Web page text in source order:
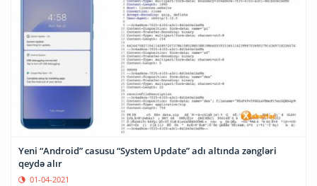
Yeni “Android” casusu “System Update” adı altında zəngləri
qeydə alır
01-04-2021